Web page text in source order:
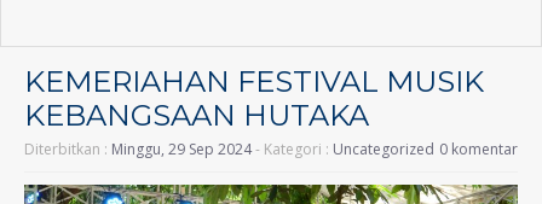
KEMERIAHAN FESTIVAL MUSIK
KEBANGSAAN HUTAKA
Diterbitkan : Minggu, 29 Sep 2024- Kategori : Uncategorized 0 komentar